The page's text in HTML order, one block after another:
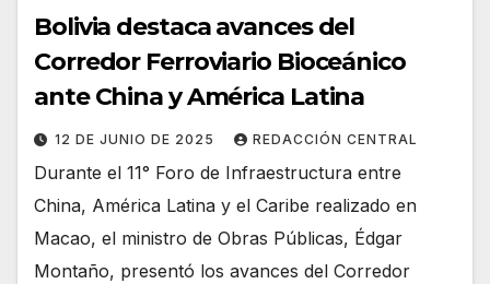
Bolivia destaca avances del
Corredor Ferroviario Bioceánico
ante China y América Latina
12 DE JUNIO DE 2025 REDACCIÓN CENTRAL
Durante el 11° Foro de Infraestructura entre
China, América Latina y el Caribe realizado en
Macao, el ministro de Obras Públicas, Édgar
Montaño, presentó los avances del Corredor